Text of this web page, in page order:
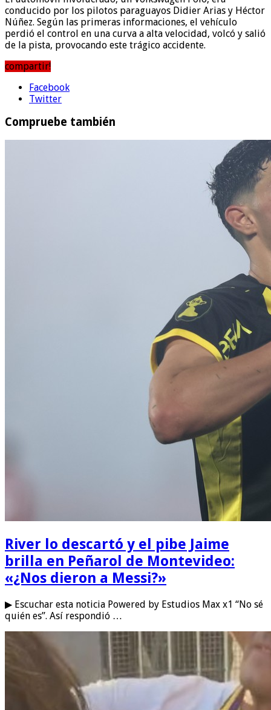
conducido por los pilotos paraguayos Didier Arias y Héctor
Núñez. Según las primeras informaciones, el vehículo
perdió el control en una curva a alta velocidad, volcó y salió
de la pista, provocando este trágico accidente.
compartir!
Facebook
Twitter
Compruebe también
River lo descartó y el pibe Jaime
brilla en Peñarol de Montevideo:
«¿Nos dieron a Messi?»
▶ Escuchar esta noticia Powered by Estudios Max x1 “No sé
quién es”. Así respondió …